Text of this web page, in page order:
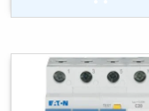
16A
C-
Kar.
6kA